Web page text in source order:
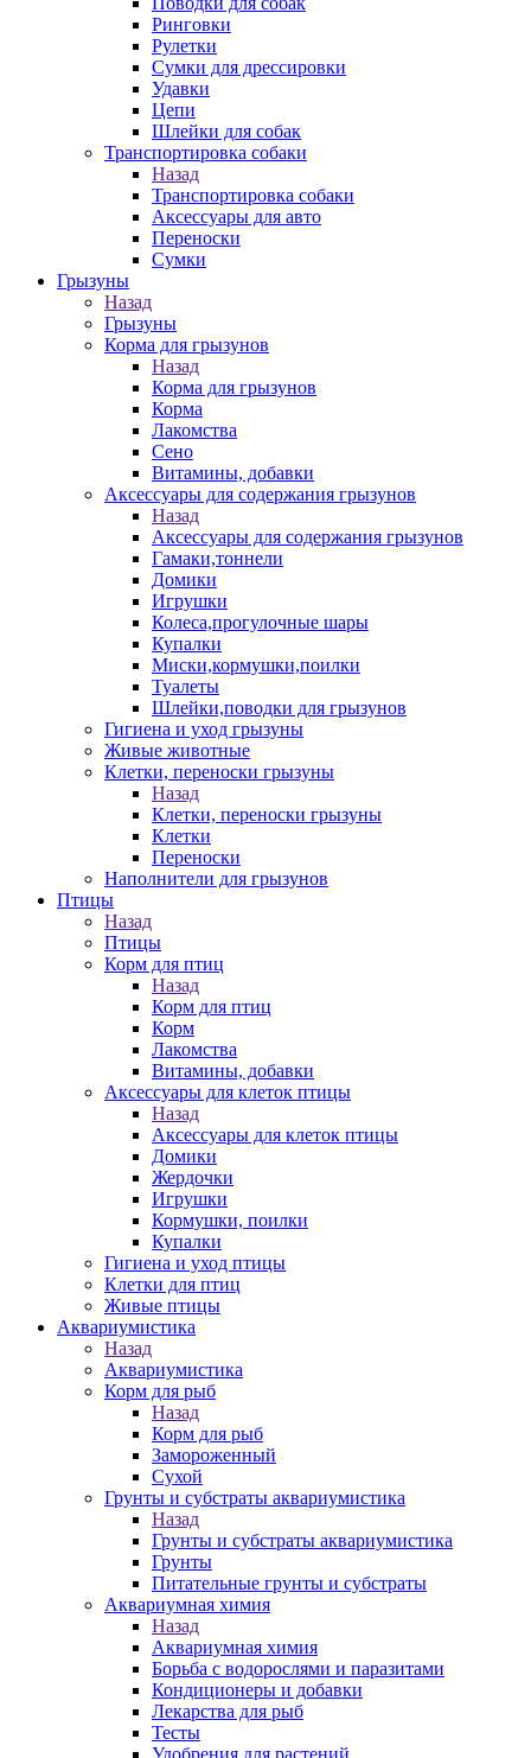
Ринговки
Рулетки
Сумки для дрессировки
Удавки
Цепи
Шлейки для собак
Транспортировка собаки
Назад
Транспортировка собаки
Аксессуары для авто
Переноски
Сумки
Грызуны
Назад
Грызуны
Корма для грызунов
Назад
Корма для грызунов
Корма
Лакомства
Сено
Витамины, добавки
Аксессуары для содержания грызунов
Назад
Аксессуары для содержания грызунов
Гамаки,тоннели
Домики
Игрушки
Колеса,прогулочные шары
Купалки
Миски,кормушки,поилки
Туалеты
Шлейки,поводки для грызунов
Гигиена и уход грызуны
Живые животные
Клетки, переноски грызуны
Назад
Клетки, переноски грызуны
Клетки
Переноски
Наполнители для грызунов
Птицы
Назад
Птицы
Корм для птиц
Назад
Корм для птиц
Корм
Лакомства
Витамины, добавки
Аксессуары для клеток птицы
Назад
Аксессуары для клеток птицы
Домики
Жердочки
Игрушки
Кормушки, поилки
Купалки
Гигиена и уход птицы
Клетки для птиц
Живые птицы
Аквариумистика
Назад
Аквариумистика
Корм для рыб
Назад
Корм для рыб
Замороженный
Сухой
Грунты и субстраты аквариумистика
Назад
Грунты и субстраты аквариумистика
Грунты
Питательные грунты и субстраты
Аквариумная химия
Назад
Аквариумная химия
Борьба с водорослями и паразитами
Кондиционеры и добавки
Лекарства для рыб
Тесты
Удобрения для растений